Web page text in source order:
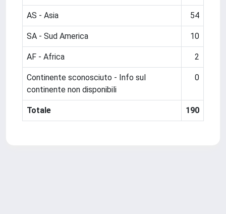
AS - Asia 54
SA - Sud America 10
AF - Africa 2
Continente sconosciuto - Info sul
continente non disponibili
0
Totale 190